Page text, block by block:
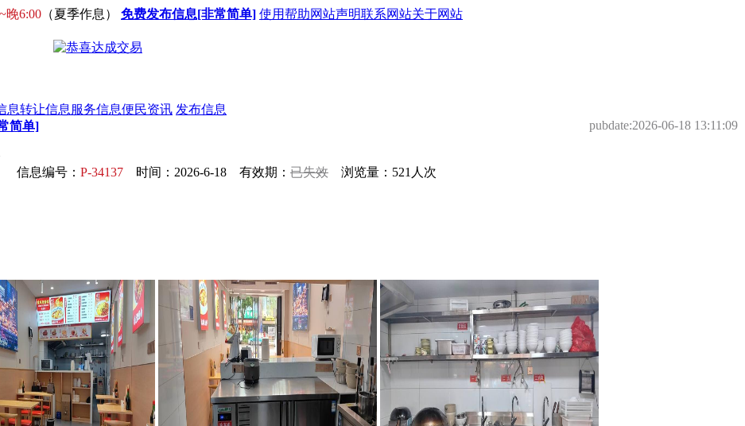
晚6:00 （夏季作息） 免费发布信息[非常简单] 使用帮助网站声明联系网站关于网站
息转让信息 服务信息便民资讯 发布信息
简单] pubdate:2026-06-18 13:11:09
信息编号： P-34137 时间：2026-6-18 有效期： 已失效 浏览量：521人次